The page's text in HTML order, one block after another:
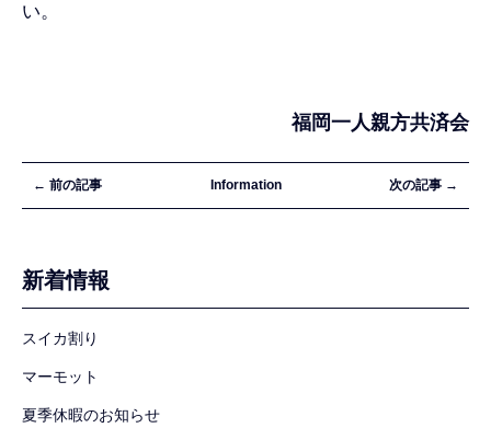
い。
福岡一人親方共済会
← 前の記事 Information 次の記事 →
新着情報
スイカ割り
マーモット
夏季休暇のお知らせ